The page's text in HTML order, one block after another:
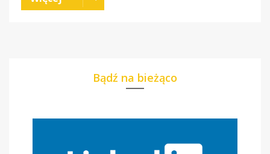
Bądź na bieżąco